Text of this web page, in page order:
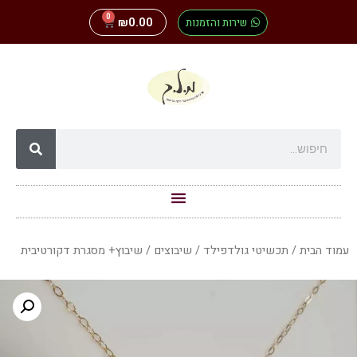
שירות והזמנות ₪0.00
0
עמוד הבית/ תכשיטי גולדפילד / שיבוצים / שיבוץ+ מסגרת דקורטיבית